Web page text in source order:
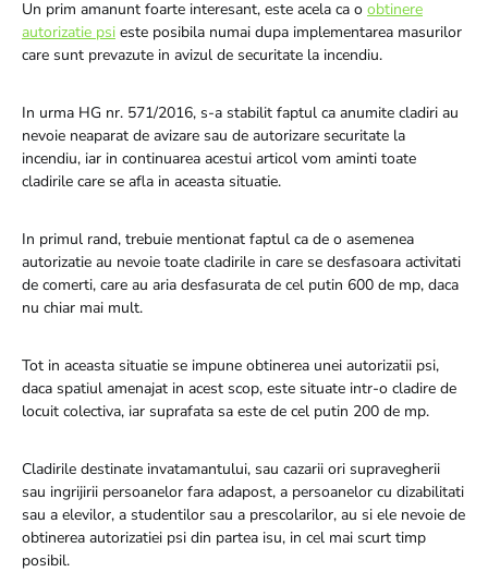
Un prim amanunt foarte interesant, este acela ca o obtinere
autorizatie psi este posibila numai dupa implementarea masurilor
care sunt prevazute in avizul de securitate la incendiu.
In urma HG nr. 571/2016, s-a stabilit faptul ca anumite cladiri au
nevoie neaparat de avizare sau de autorizare securitate la
incendiu, iar in continuarea acestui articol vom aminti toate
cladirile care se afla in aceasta situatie.
In primul rand, trebuie mentionat faptul ca de o asemenea
autorizatie au nevoie toate cladirile in care se desfasoara activitati
de comerti, care au aria desfasurata de cel putin 600 de mp, daca
nu chiar mai mult.
Tot in aceasta situatie se impune obtinerea unei autorizatii psi,
daca spatiul amenajat in acest scop, este situate intr-o cladire de
locuit colectiva, iar suprafata sa este de cel putin 200 de mp.
Cladirile destinate invatamantului, sau cazarii ori supravegherii
sau ingrijirii persoanelor fara adapost, a persoanelor cu dizabilitati
sau a elevilor, a studentilor sau a prescolarilor, au si ele nevoie de
obtinerea autorizatiei psi din partea isu, in cel mai scurt timp
posibil.